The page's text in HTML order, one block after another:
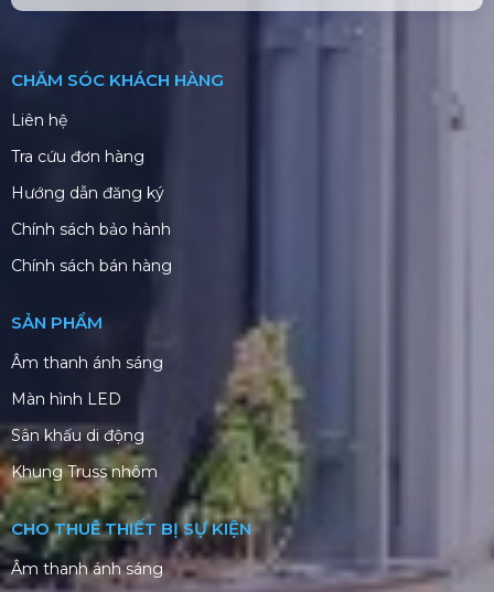
CHĂM SÓC KHÁCH HÀNG
Liên hệ
Tra cứu đơn hàng
Hướng dẫn đăng ký
Chính sách bảo hành
Chính sách bán hàng
SẢN PHẨM
Âm thanh ánh sáng
Màn hình LED
Sân khấu di động
Khung Truss nhôm
CHO THUÊ THIẾT BỊ SỰ KIỆN
Âm thanh ánh sáng